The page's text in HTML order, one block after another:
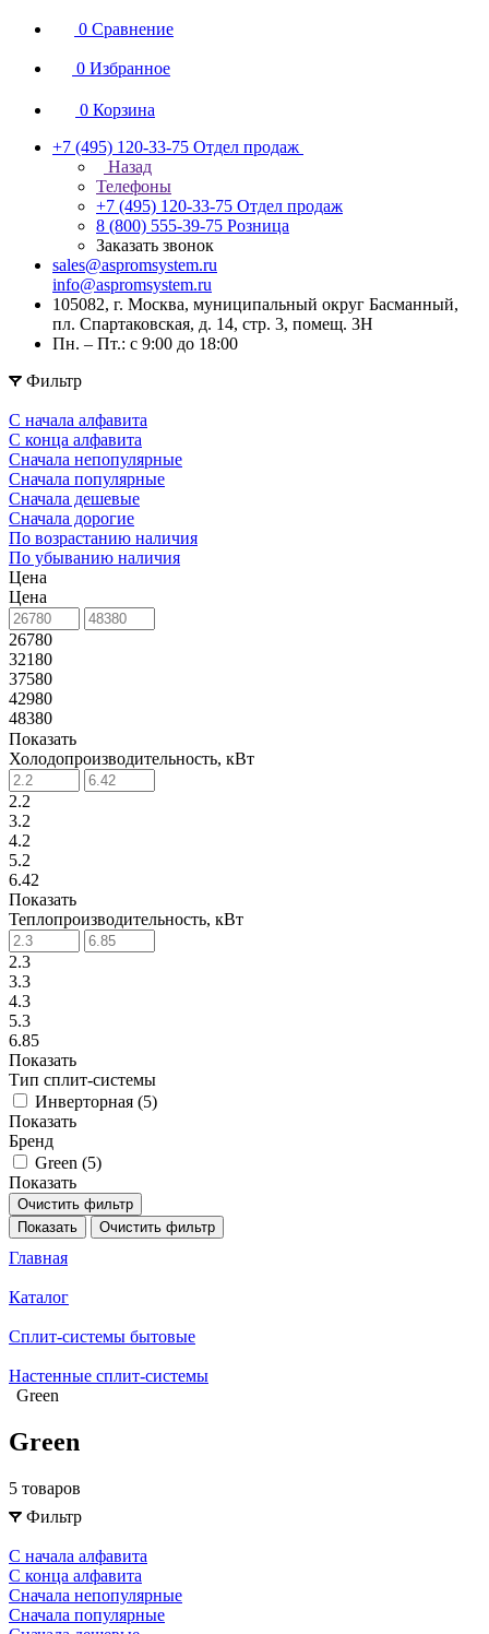
0 Сравнение
0 Избранное
0 Корзина
+7 (495) 120-33-75 Отдел продаж
Назад
Телефоны
+7 (495) 120-33-75 Отдел продаж
8 (800) 555-39-75 Розница
Заказать звонок
sales@aspromsystem.ru
info@aspromsystem.ru
105082, г. Москва, муниципальный округ Басманный,
пл. Спартаковская, д. 14, стр. 3, помещ. 3Н
Пн. – Пт.: с 9:00 до 18:00
Фильтр
С начала алфавита
С конца алфавита
Сначала непопулярные
Сначала популярные
Сначала дешевые
Сначала дорогие
По возрастанию наличия
По убыванию наличия
Цена
Цена
26780
32180
37580
42980
48380
Показать
Холодопроизводительность, кВт
2.2
3.2
4.2
5.2
6.42
Показать
Теплопроизводительность, кВт
2.3
3.3
4.3
5.3
6.85
Показать
Тип сплит-системы
Инверторная (5)
Показать
Бренд
Green (5)
Показать
Очистить фильтр
Показать
Очистить фильтр
Главная
Каталог
Сплит-системы бытовые
Настенные сплит-системы
Green
Green
5 товаров
Фильтр
С начала алфавита
С конца алфавита
Сначала непопулярные
Сначала популярные